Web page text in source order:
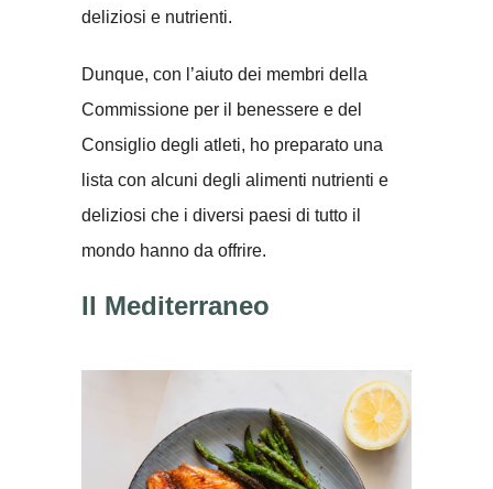
deliziosi e nutrienti.
Dunque, con l’aiuto dei membri della
Commissione per il benessere e del
Consiglio degli atleti, ho preparato una
lista con alcuni degli alimenti nutrienti e
deliziosi che i diversi paesi di tutto il
mondo hanno da offrire.
Il Mediterraneo